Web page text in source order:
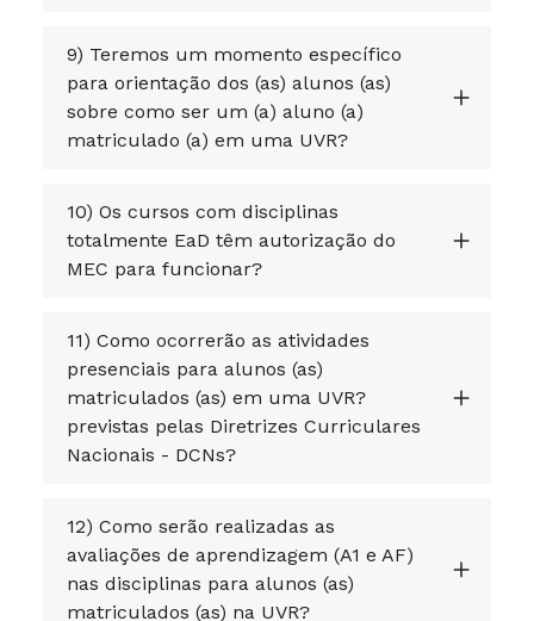
9) Teremos um momento específico
para orientação dos (as) alunos (as)
sobre como ser um (a) aluno (a)
matriculado (a) em uma UVR?
10) Os cursos com disciplinas
totalmente EaD têm autorização do
MEC para funcionar?
11) Como ocorrerão as atividades
presenciais para alunos (as)
matriculados (as) em uma UVR?
previstas pelas Diretrizes Curriculares
Nacionais - DCNs?
12) Como serão realizadas as
avaliações de aprendizagem (A1 e AF)
nas disciplinas para alunos (as)
matriculados (as) na UVR?